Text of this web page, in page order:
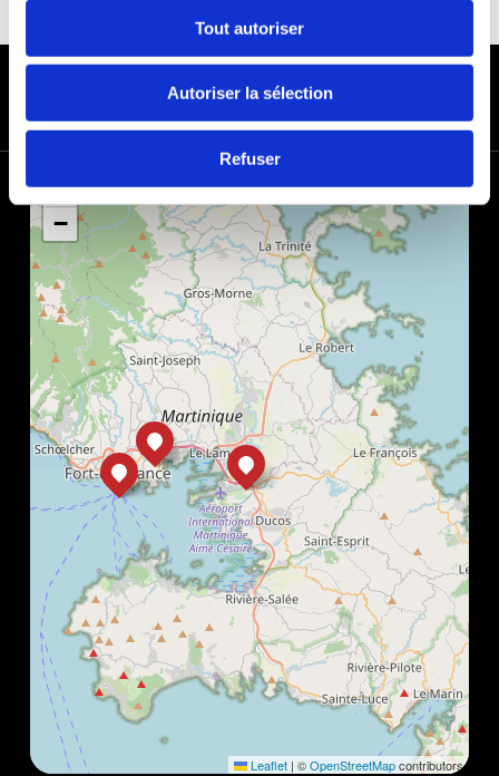
Tout autoriser
Autoriser la sélection
Refuser
PAYMENT METHODS
+
−
Leaflet | ©OpenStreetMapcontributors